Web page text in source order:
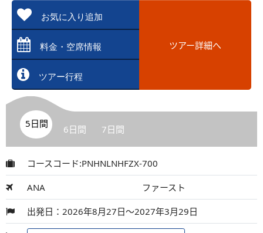
お気に入り追加
料金・空席情報
ツアー行程
ツアー詳細へ
5日間 6日間 7日間
コースコード:PNHNLNHFZX-700
ANA ファースト
出発日：2026年8月27日～2027年3月29日